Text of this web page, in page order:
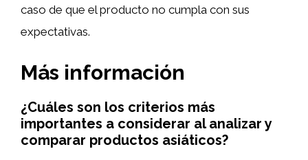
caso de que el producto no cumpla con sus
expectativas.
Más información
¿Cuáles son los criterios más
importantes a considerar al analizar y
comparar productos asiáticos?